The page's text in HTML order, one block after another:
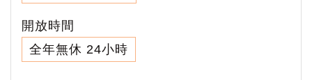
開放時間
全年無休 24小時